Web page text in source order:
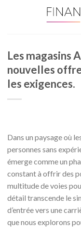
Les magasins
nouvelles
les exigences.
Dans un paysage où
personnes sans
émerge comme un
constant à offrir des
multitude de voies
détail transcende le
d’entrée vers une
que nous explorons